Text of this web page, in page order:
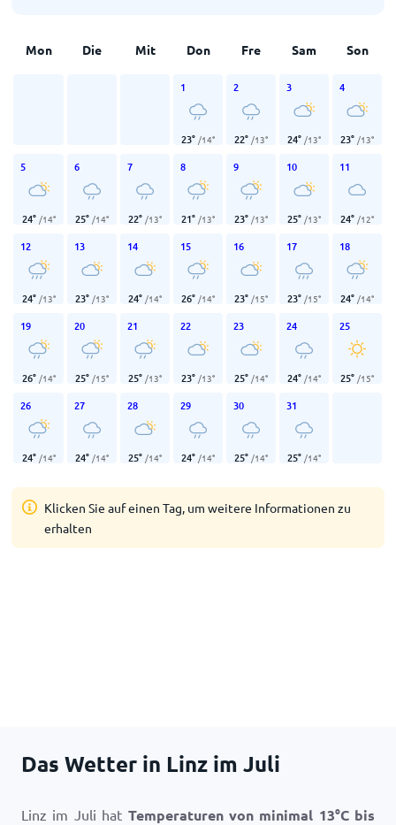
Mon Die Mit Don Fre Sam Son
1
23° /14°
2
22° /13°
3
24° /13°
4
23° /13°
5
24° /14°
6
25° /14°
7
22° /13°
8
21° /13°
9
23° /13°
10
25° /13°
11
24° /12°
12
24° /13°
13
23° /13°
14
24° /14°
15
26° /14°
16
23° /15°
17
23° /15°
18
24° /14°
19
26° /14°
20
25° /15°
21
25° /13°
22
23° /13°
23
25° /14°
24
24° /14°
25
25° /15°
26
24° /14°
27
24° /14°
28
25° /14°
29
24° /14°
30
25° /14°
31
25° /14°
Klicken Sie auf einen Tag, um weitere Informationen zu
erhalten
Das Wetter in Linz im Juli
Linz im Juli hat Temperaturen von minimal 13°Cbis